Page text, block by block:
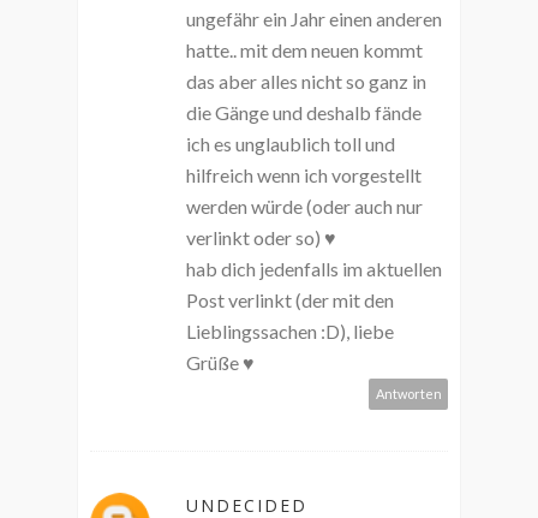
ungefähr ein Jahr einen anderen
hatte.. mit dem neuen kommt
das aber alles nicht so ganz in
die Gänge und deshalb fände
ich es unglaublich toll und
hilfreich wenn ich vorgestellt
werden würde (oder auch nur
verlinkt oder so) ♥
hab dich jedenfalls im aktuellen
Post verlinkt (der mit den
Lieblingssachen :D), liebe
Grüße ♥
Antworten
UNDECIDED